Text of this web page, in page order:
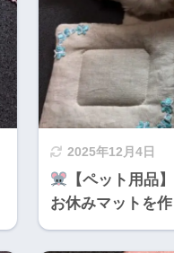
2025年12月4日
【ペット用品
お休みマットを